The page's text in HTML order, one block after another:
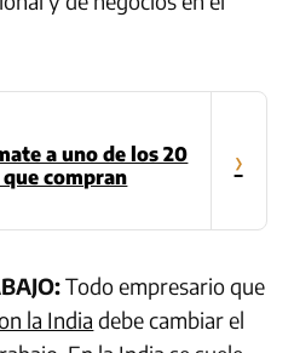
a uno de los 20
compran
›
Todo empresario que
la India debe cambiar el